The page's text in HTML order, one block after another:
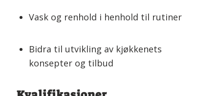
Vask og renhold i henhold til rutiner
Bidra til utvikling av kjøkkenets
konsepter og tilbud